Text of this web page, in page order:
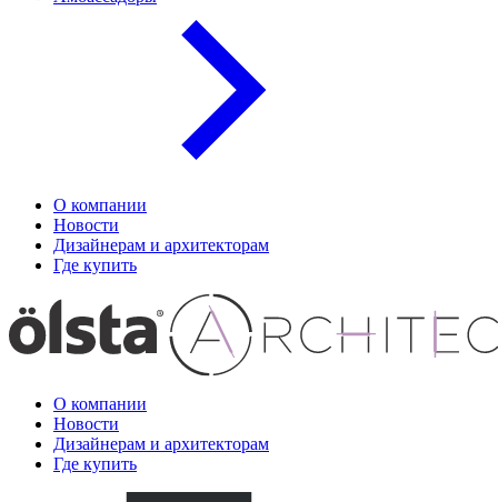
О компании
Новости
Дизайнерам и архитекторам
Где купить
О компании
Новости
Дизайнерам и архитекторам
Где купить